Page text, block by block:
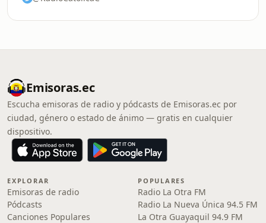
Emisoras.ec
Escucha emisoras de radio y pódcasts de Emisoras.ec por
ciudad, género o estado de ánimo — gratis en cualquier
dispositivo.
EXPLORAR
Emisoras de radio
Pódcasts
Canciones Populares
POPULARES
Radio La Otra FM
Radio La Nueva Única 94.5 FM
La Otra Guayaquil 94.9 FM